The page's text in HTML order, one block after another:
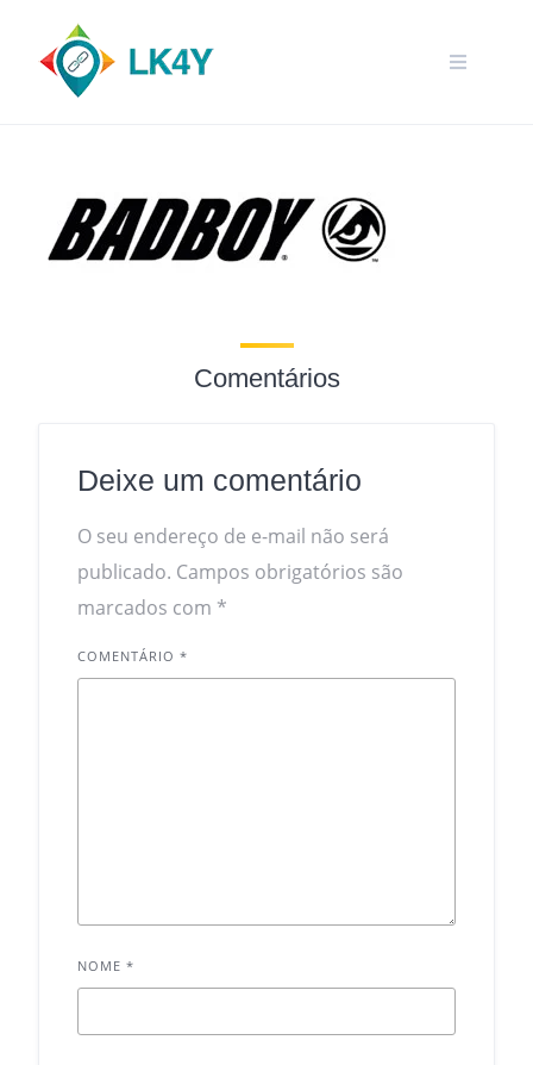
content
Comentários
Deixe um comentário
O seu endereço de e-mail não será
publicado. Campos obrigatórios são
marcados com *
COMENTÁRIO *
NOME *